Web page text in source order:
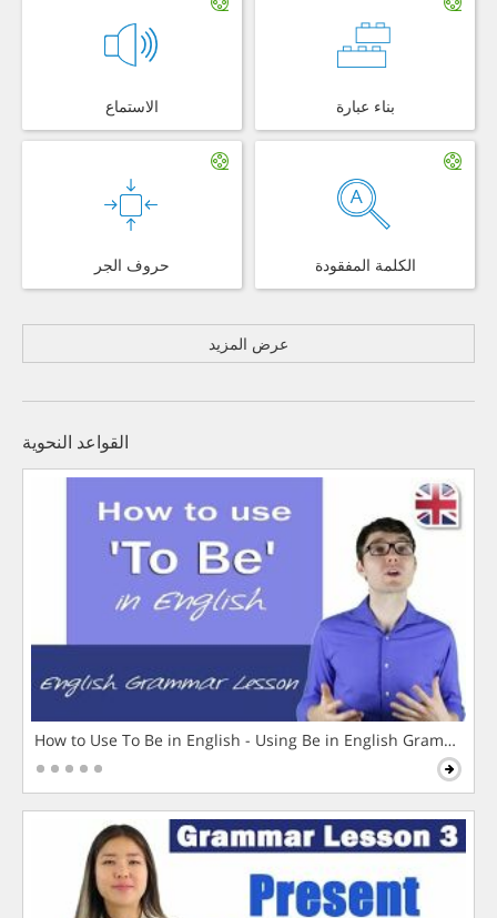
الاستماع بناء عبارة
حروف الجر الكلمة المفقودة
عرض المزيد
القواعد النحوية
How to Use To Be in English - Using Be in English Grammar